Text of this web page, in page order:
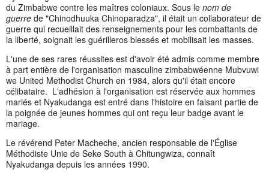
du Zimbabwe contre les maîtres coloniaux. Sous le nom de
guerre de "Chinodhuuka Chinoparadza", il était un collaborateur de
guerre qui recueillait des renseignements pour les combattants de
la liberté, soignait les guérilleros blessés et mobilisait les masses.
L'une de ses rares réussites est d'avoir été admis comme membre
à part entière de l'organisation masculine zimbabwéenne Mubvuwi
we United Methodist Church en 1984, alors qu'il était encore
célibataire. L'adhésion à l'organisation est réservée aux hommes
mariés et Nyakudanga est entré dans l'histoire en faisant partie de
la poignée de jeunes hommes qui ont reçu leur badge avant le
mariage.
Le révérend Peter Macheche, ancien responsable de l'Église
Méthodiste Unie de Seke South à Chitungwiza, connaît
Nyakudanga depuis les années 1990.